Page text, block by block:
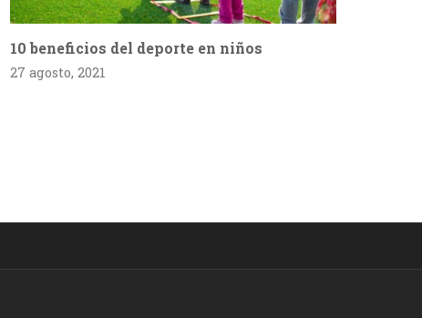
10 beneficios del deporte en niños
27 agosto, 2021